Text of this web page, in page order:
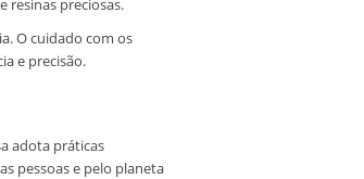
O cuidado com os
e precisão.
adota práticas
pessoas e pelo planeta